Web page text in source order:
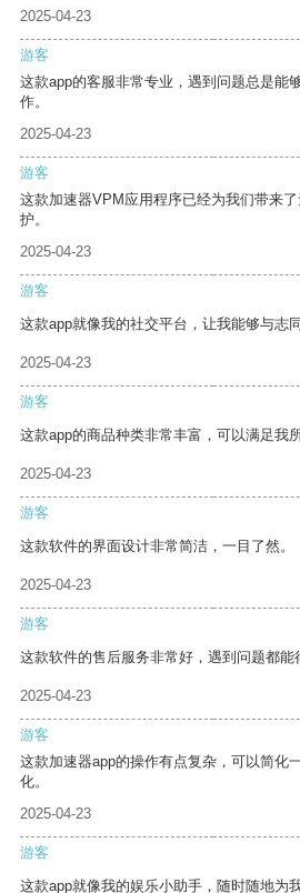
2025-04-23
游客
这款app的客服非常专业，遇到问题总是能
作。
2025-04-23
游客
这款加速器VPM应用程序已经为我们带来
护。
2025-04-23
游客
这款app就像我的社交平台，让我能够与志
2025-04-23
游客
这款app的商品种类非常丰富，可以满足我
2025-04-23
游客
这款软件的界面设计非常简洁，一目了然。
2025-04-23
游客
这款软件的售后服务非常好，遇到问题都能
2025-04-23
游客
这款加速器app的操作有点复杂，可以简化
化。
2025-04-23
游客
这款app就像我的娱乐小助手，随时随地为